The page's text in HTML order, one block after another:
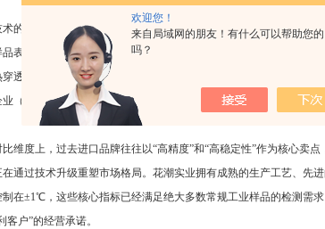
欢迎您！
来自局域网的朋友！有什么可以帮助您的
吗？
的选型上，卤素水分测定仪相较于红外水分仪具有明显的代际优
表面已经烤干结壳，而内部水分依然无法逸出的“假干燥”现象。
透力强。以花潮实业HC-SFY001为例，其采用的“高效环形卤素
（如粮食加工、化工生产）而言，意味着显著的生产效率提升。
维度上，过去进口品牌往往以“高精度”和“高稳定性”作为核心卖
通过技术升级重塑市场格局。花潮实业拥有成熟的生产工艺、先
在±1℃，这些核心指标已经满足绝大多数常规工业样品的检测需
客户”的经营承诺。